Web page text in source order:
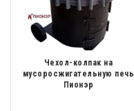
Чехол-колпак на
мусоросжигательную печь
Пионэр